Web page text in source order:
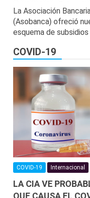
La Asociación
(Asobanca) ofreció
esquema de subsidios
COVID-19
COVID-19 Internacional
LA CIA VE